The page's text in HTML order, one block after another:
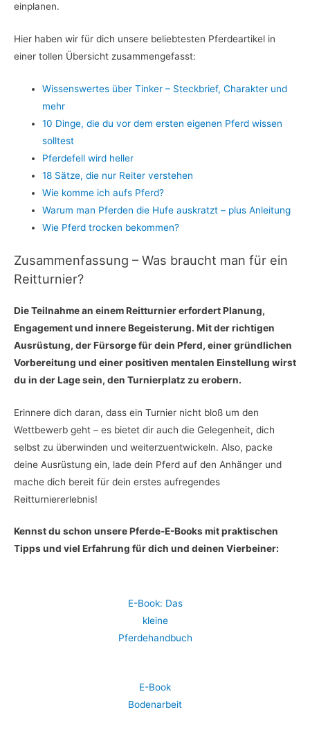
einplanen.
Hier haben wir für dich unsere beliebtesten Pferdeartikel in
einer tollen Übersicht zusammengefasst:
Wissenswertes über Tinker – Steckbrief, Charakter und
mehr
10 Dinge, die du vor dem ersten eigenen Pferd wissen
solltest
Pferdefell wird heller
18 Sätze, die nur Reiter verstehen
Wie komme ich aufs Pferd?
Warum man Pferden die Hufe auskratzt – plus Anleitung
Wie Pferd trocken bekommen?
Zusammenfassung – Was braucht man für ein
Reitturnier?
Die Teilnahme an einem Reitturnier erfordert Planung,
Engagement und innere Begeisterung. Mit der richtigen
Ausrüstung, der Fürsorge für dein Pferd, einer gründlichen
Vorbereitung und einer positiven mentalen Einstellung wirst
du in der Lage sein, den Turnierplatz zu erobern.
Erinnere dich daran, dass ein Turnier nicht bloß um den
Wettbewerb geht – es bietet dir auch die Gelegenheit, dich
selbst zu überwinden und weiterzuentwickeln. Also, packe
deine Ausrüstung ein, lade dein Pferd auf den Anhänger und
mache dich bereit für dein erstes aufregendes
Reitturniererlebnis!
Kennst du schon unsere Pferde-E-Books mit praktischen
Tipps und viel Erfahrung für dich und deinen Vierbeiner:
E-Book: Das
kleine
Pferdehandbuch
E-Book
Bodenarbeit